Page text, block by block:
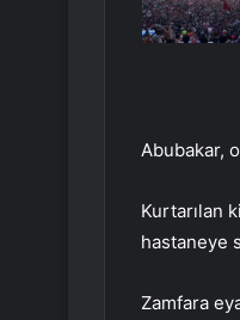
Abubakar,
Kurtarılan
hastaneye
Zamfara